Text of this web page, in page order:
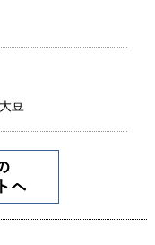
豆